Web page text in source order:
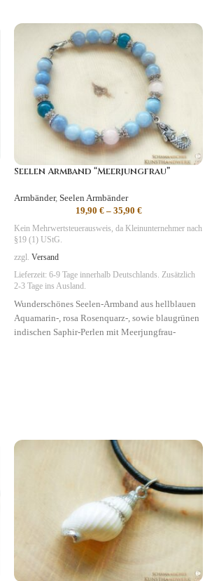
Seelen Armband “Meerjungfrau”
Armbänder, Seelen Armbänder
19,90 €– 35,90 €
Kein Mehrwertsteuerausweis, da Kleinunternehmer nach
§19 (1) UStG.
zzgl. Versand
Lieferzeit: 6-9 Tage innerhalb Deutschlands. Zusätzlich
2-3 Tage ins Ausland.
Wunderschönes Seelen-Armband aus hellblauen
Aquamarin-, rosa Rosenquarz-, sowie blaugrünen
indischen Saphir-Perlen mit Meerjungfrau-